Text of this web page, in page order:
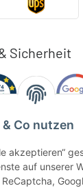
Co nutzen
akzeptieren“
auf unserer
Sicherheit